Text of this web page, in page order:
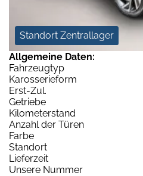
Standort Zentrallager
Allgemeine Daten:
Fahrzeugtyp
Karosserieform
Erst-Zul.
Getriebe
Kilometerstand
Anzahl der Türen
Farbe
Standort
Lieferzeit
Unsere Nummer